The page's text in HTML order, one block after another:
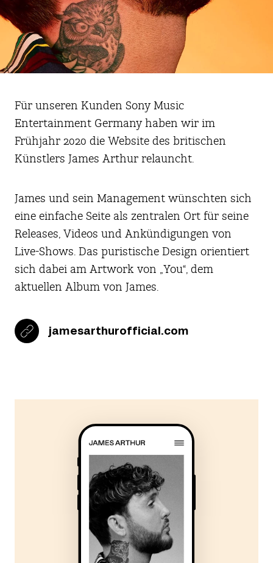
Für unseren Kunden Sony Music
Entertainment Germany haben wir im
Frühjahr 2020 die Website des britischen
Künstlers James Arthur relauncht.
James und sein Management wünschten sich
eine einfache Seite als zentralen Ort für seine
Releases, Videos und Ankündigungen von
Live-Shows. Das puristische Design orientiert
sich dabei am Artwork von „You“, dem
aktuellen Album von James.
jamesarthurofficial.com